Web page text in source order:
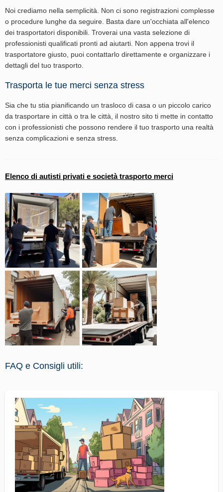
Noi crediamo nella semplicità. Non ci sono registrazioni complesse
o procedure lunghe da seguire. Basta dare un'occhiata all'elenco
dei trasportatori disponibili. Troverai una vasta selezione di
professionisti qualificati pronti ad aiutarti. Non appena trovi il
trasportatore giusto, puoi contattarlo direttamente e organizzare i
dettagli del tuo trasporto.
Trasporta le tue merci senza stress
Sia che tu stia pianificando un trasloco di casa o un piccolo carico
da trasportare in città o tra le città, il nostro sito ti mette in contatto
con i professionisti che possono rendere il tuo trasporto una realtà
senza complicazioni e senza stress.
Elenco di autisti privati e società trasporto merci
FAQ e Consigli utili: